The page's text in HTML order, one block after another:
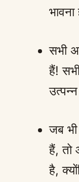
सभी
हैं!
जब
हैं, तो
है,